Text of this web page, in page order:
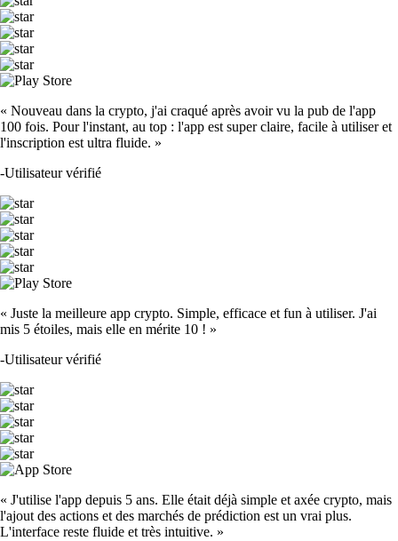
« Nouveau dans la crypto, j'ai craqué après avoir vu la pub de l'app
100 fois. Pour l'instant, au top : l'app est super claire, facile à utiliser et
l'inscription est ultra fluide. »
-Utilisateur vérifié
« Juste la meilleure app crypto. Simple, efficace et fun à utiliser. J'ai
mis 5 étoiles, mais elle en mérite 10 ! »
-Utilisateur vérifié
« J'utilise l'app depuis 5 ans. Elle était déjà simple et axée crypto, mais
l'ajout des actions et des marchés de prédiction est un vrai plus.
L'interface reste fluide et très intuitive. »